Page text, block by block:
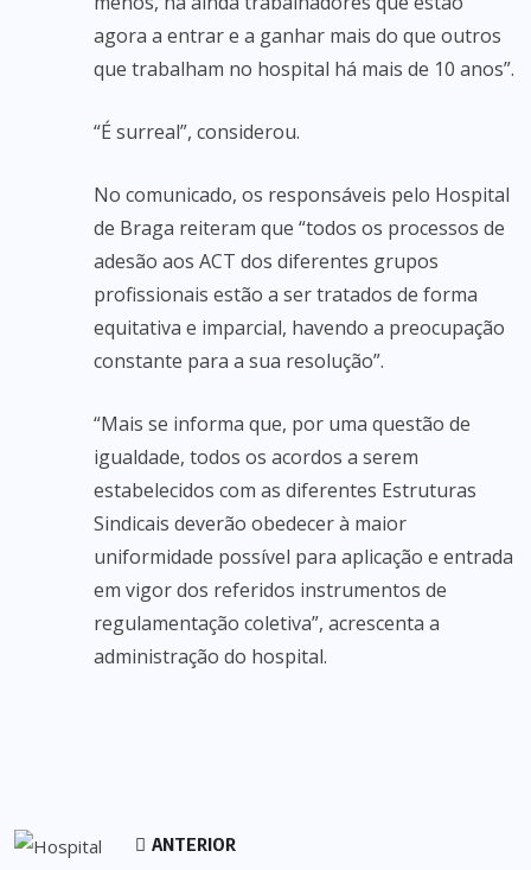
agora a entrar e a ganhar mais do que outros
que trabalham no hospital há mais de 10 anos”.
“É surreal”, considerou.
No comunicado, os responsáveis pelo Hospital
de Braga reiteram que “todos os processos de
adesão aos ACT dos diferentes grupos
profissionais estão a ser tratados de forma
equitativa e imparcial, havendo a preocupação
constante para a sua resolução”.
“Mais se informa que, por uma questão de
igualdade, todos os acordos a serem
estabelecidos com as diferentes Estruturas
Sindicais deverão obedecer à maior
uniformidade possível para aplicação e entrada
em vigor dos referidos instrumentos de
regulamentação coletiva”, acrescenta a
administração do hospital.
ANTERIOR